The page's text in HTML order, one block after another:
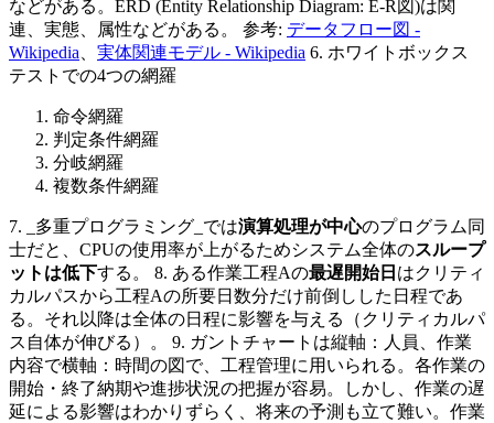
などがある。ERD (Entity Relationship Diagram: E-R図)は関
連、実態、属性などがある。 参考: データフロー図 -
Wikipedia
実体関連モデル - Wikipedia 6. ホワイトボックス
テストでの4つの網羅
命令網羅
判定条件網羅
分岐網羅
複数条件網羅
7. _多重プログラミング_では演算処理が中心のプログラム同
士だと、CPUの使用率が上がるためシステム全体のスループ
ットは低下する。 8. ある作業工程Aの最遅開始日 はクリティ
カルパスから工程Aの所要日数分だけ前倒しした日程であ
る。それ以降は全体の日程に影響を与える（クリティカルパ
ス自体が伸びる）。 9. ガントチャートは縦軸：人員、作業
内容で横軸：時間の図で、工程管理に用いられる。各作業の
開始・終了納期や進捗状況の把握が容易。しかし、作業の遅
延による影響はわかりずらく、将来の予測も立て難い。作業